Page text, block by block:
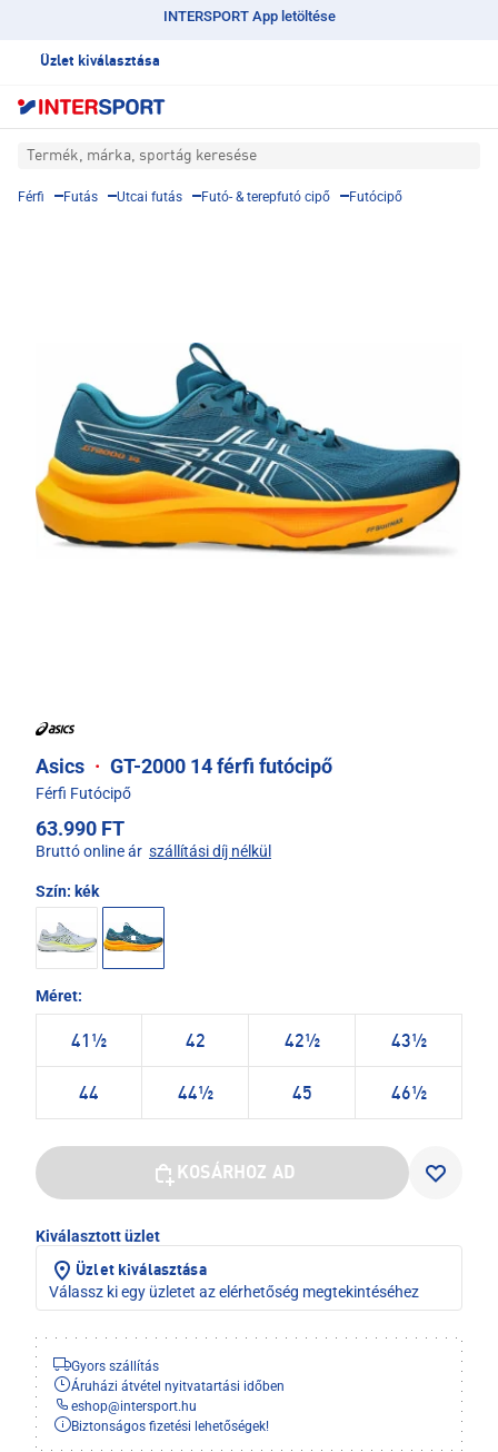
INTERSPORT App letöltése
Üzlet kiválasztása
Termék, márka, sportág keresése
Férfi Futás Utcai futás Futó- & terepfutó cipő Futócipő
Asics · GT-2000 14 férfi futócipő
Férfi Futócipő
63.990 FT
Bruttó online ár szállítási díj nélkül
Szín: kék
Méret:
41½ 42 42½ 43½
44 44½ 45 46½
KOSÁRHOZ AD
Kiválasztott üzlet
Üzlet kiválasztása
Válassz ki egy üzletet az elérhetőség megtekintéséhez
Gyors szállítás
Áruházi átvétel nyitvatartási időben
eshop@intersport.hu
Biztonságos fizetési lehetőségek!